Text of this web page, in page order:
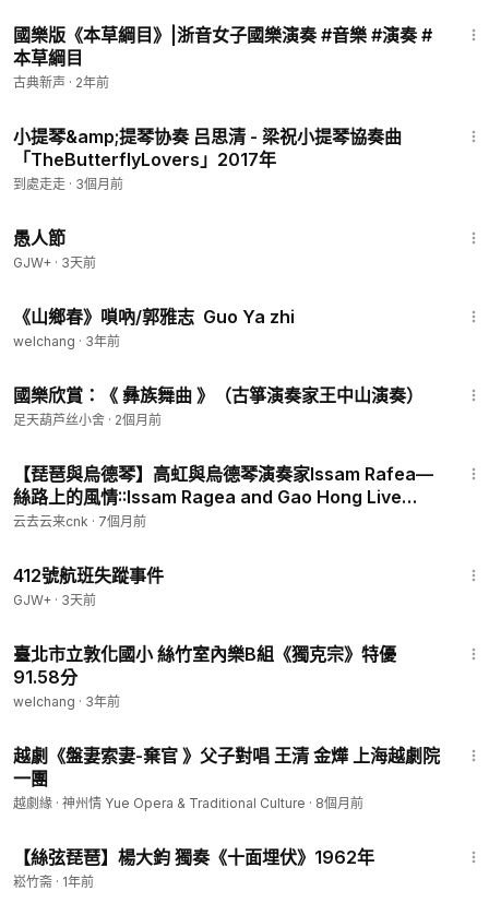
國樂版《本草綱目》|浙音女子國樂演奏 #音樂 #演奏 #
本草綱目
古典新声 · 2年前
小提琴&amp;提琴协奏 吕思清 - 梁祝小提琴協奏曲
「TheButterflyLovers」2017年
到處走走 · 3個月前
愚人節
GJW+ · 3天前
《山鄉春》嗩吶/郭雅志 Guo Ya zhi
welchang · 3年前
國樂欣賞：《 彝族舞曲 》（古箏演奏家王中山演奏）
足天葫芦丝小舍 · 2個月前
【琵琶與烏德琴】高虹與烏德琴演奏家Issam Rafea—
絲路上的風情::Issam Ragea and Gao Hong Live
Concert Improvisatio
云去云来cnk · 7個月前
412號航班失蹤事件
GJW+ · 3天前
臺北市立敦化國小 絲竹室內樂B組《獨克宗》特優
91.58分
welchang · 3年前
越劇《盤妻索妻-棄官 》父子對唱 王清 金燁 上海越劇院
一團
越劇緣 · 神州情 Yue Opera & Traditional Culture · 8個月前
【絲弦琵琶】楊大鈞 獨奏《十面埋伏》1962年
崧竹斋 · 1年前